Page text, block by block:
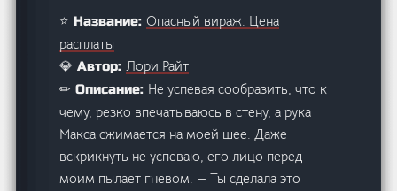
⭐ Название:Опасный вираж. Цена
расплаты
💎 Автор:Лори Райт
✏ Описание: Не успевая сообразить, что к
чему, резко впечатываюсь в стену, а рука
Макса сжимается на моей шее. Даже
вскрикнуть не успеваю, его лицо перед
моим пылает гневом. — Ты сделала это